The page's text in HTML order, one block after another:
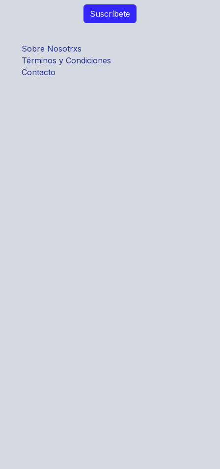
Sobre Nosotrxs
Términos y Condiciones
Contacto